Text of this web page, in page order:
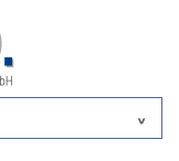
^